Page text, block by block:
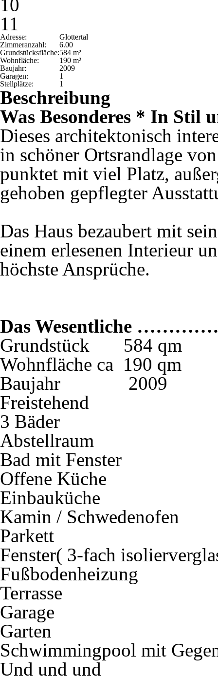
10
11
Adresse:
Glottertal
Zimmeranzahl:
6.00
Grundstücksfläche:584 m²
Wohnfläche:
190 m²
Baujahr:
2009
Garagen:
1
Stellplätze:
1
Beschreibung
Was Besonderes * In Stil
Dieses architektonisch
in schöner Ortsrandlage
punktet mit viel Platz,
gehoben gepflegter
Das Haus bezaubert mit
einem erlesenen Interieur
höchste Ansprüche.
Das Wesentliche
Grundstück 584 qm
Wohnfläche ca 190 qm
Baujahr 2009
Freistehend
3 Bäder
Abstellraum
Bad mit Fenster
Offene Küche
Einbauküche
Kamin / Schwedenofen
Parkett
Fenster( 3-fach
Fußbodenheizung
Terrasse
Garage
Garten
Schwimmingpool mit
Und und und